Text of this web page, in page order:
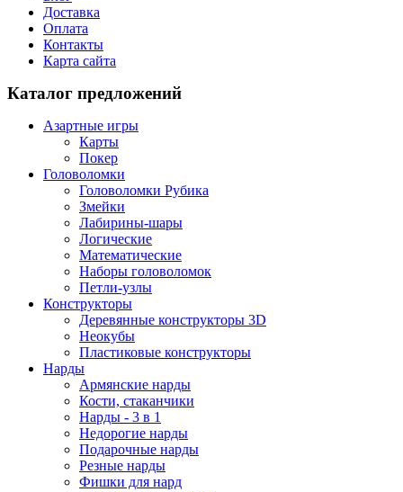
Доставка
Оплата
Контакты
Карта сайта
Каталог предложений
Азартные игры
Карты
Покер
Головоломки
Головоломки Рубика
Змейки
Лабирины-шары
Логические
Математические
Наборы головоломок
Петли-узлы
Конструкторы
Деревянные конструкторы 3D
Неокубы
Пластиковые конструкторы
Нарды
Армянские нарды
Кости, стаканчики
Нарды - 3 в 1
Недорогие нарды
Подарочные нарды
Резные нарды
Фишки для нард